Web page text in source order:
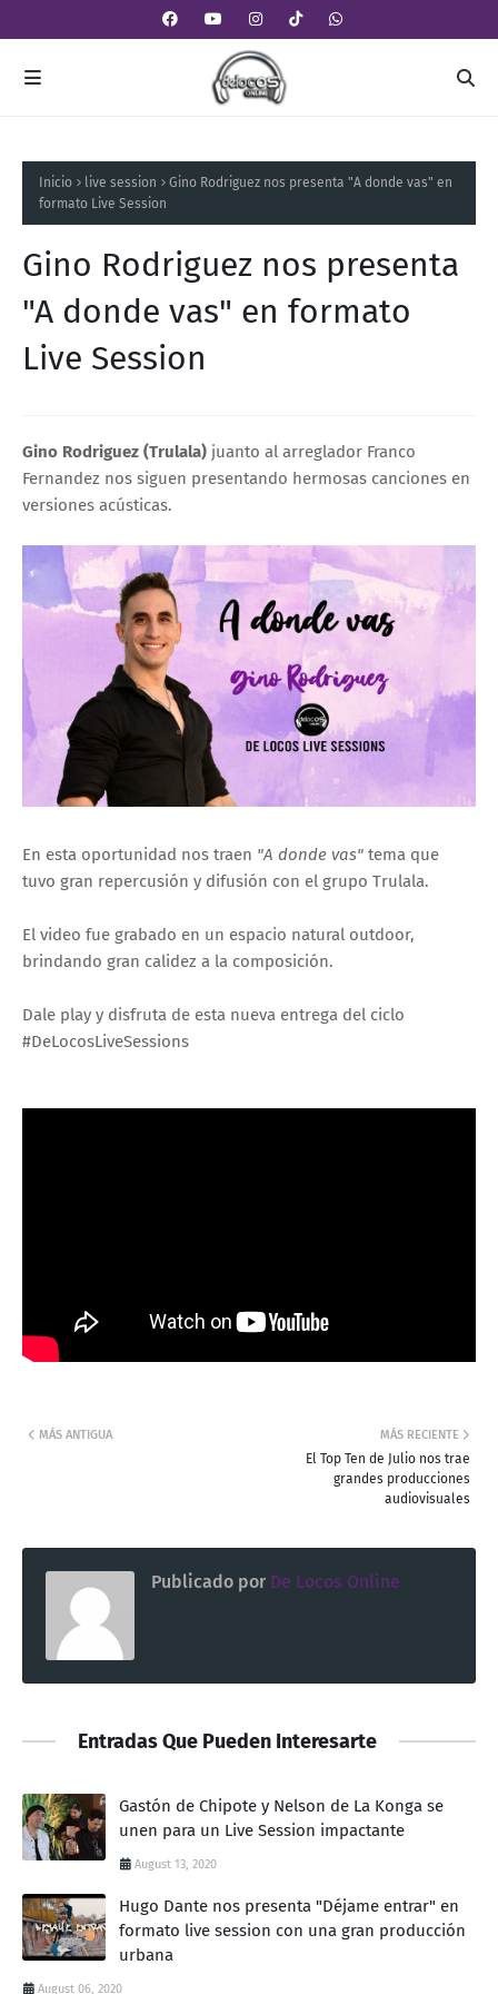
Inicio live session
Gino Rodriguez nos presenta "A donde vas" en
formato Live Session
Gino Rodriguez nos presenta
"A donde vas" en formato
Live Session
Gino Rodriguez (Trulala) juanto al arreglador Franco
Fernandez nos siguen presentando hermosas canciones en
versiones acústicas.
En esta oportunidad nos traen "A donde vas" tema que
tuvo gran repercusión y difusión con el grupo Trulala.
El video fue grabado en un espacio natural outdoor,
brindando gran calidez a la composición.
Dale play y disfruta de esta nueva entrega del ciclo
#DeLocosLiveSessions
MÁS RECIENTE
El Top Ten de Julio nos trae
grandes producciones
audiovisuales
MÁS ANTIGUA
Publicado por De Locos Online
Entradas Que Pueden Interesarte
Gastón de Chipote y Nelson de La Konga se
unen para un Live Session impactante
August 13, 2020
Hugo Dante nos presenta "Déjame entrar" en
formato live session con una gran producción
urbana
August 06, 2020